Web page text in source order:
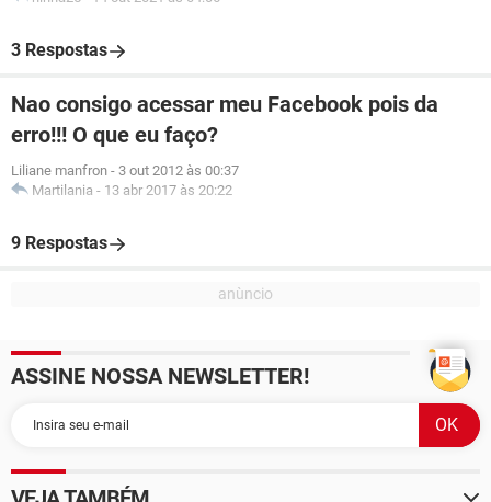
3 Respostas
Nao consigo acessar meu Facebook pois da
erro!!! O que eu faço?
Liliane manfron - 3 out 2012 às 00:37
Martilania - 13 abr 2017 às 20:22
9 Respostas
ASSINE NOSSA NEWSLETTER!